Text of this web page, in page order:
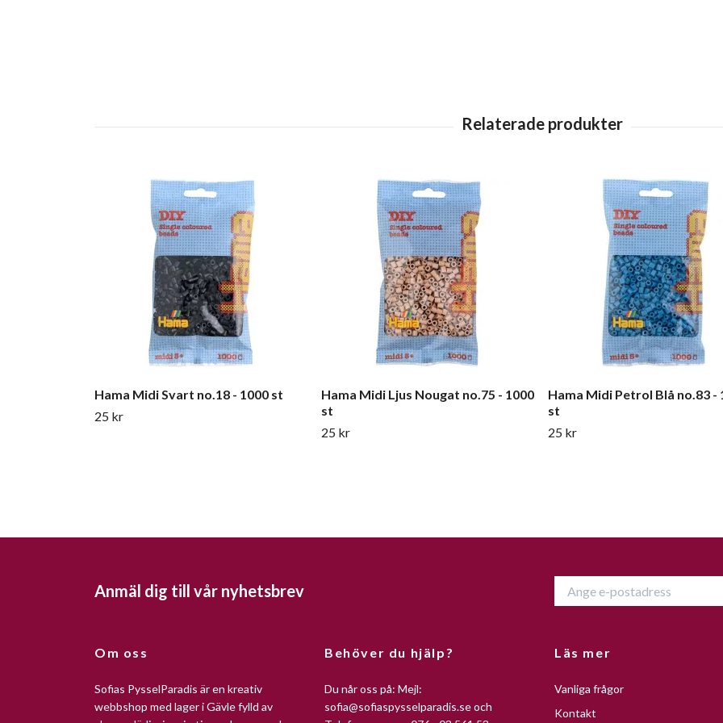
Hama Midi Svart no.18 - 1000 st
25 kr
Hama Midi Ljus Nougat no.75 - 1000
st
25 kr
Hama Midi Petrol Blå no.83 -
st
25 kr
Anmäl dig till vår nyhetsbrev
Om oss
Sofias PysselParadis är en kreativ
webbshop med lager i Gävle fylld av
Behöver du hjälp?
Du når oss på: Mejl:
sofia@sofiaspysselparadis.seoch
Läs mer
Vanliga frågor
Kontakt